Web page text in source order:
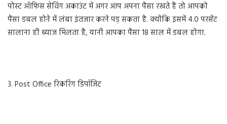
पोस्ट ऑफिस सेविंग अकाउंट में अगर आप अपना पैसा रखते हैं तो आपको
पैसा डबल होने में लंबा इंतजार करने पड़ सकता है. क्योंकि इसमें 4.0 परसेंट
सालाना ही ब्याज मिलता है, यानी आपका पैसा 18 साल में डबल होगा.
3. Post Office रिकरिंग डिपॉजिट